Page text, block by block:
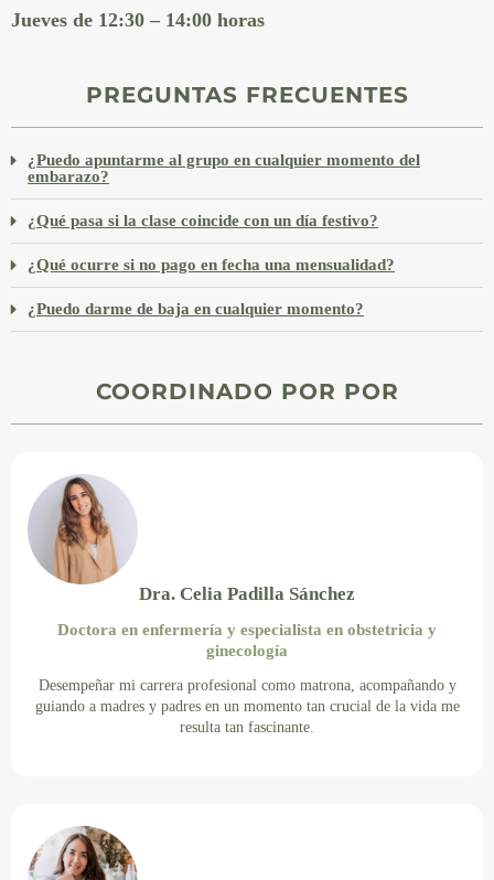
Jueves de 12:30 – 14:00 horas
PREGUNTAS FRECUENTES
¿Puedo apuntarme al grupo en cualquier momento del
embarazo?
¿Qué pasa si la clase coincide con un día festivo?
¿Qué ocurre si no pago en fecha una mensualidad?
¿Puedo darme de baja en cualquier momento?
COORDINADO POR POR
Dra. Celia Padilla Sánchez
Doctora en enfermería y especialista en obstetricia y
ginecología
Desempeñar mi carrera profesional como matrona, acompañando y
guiando a madres y padres en un momento tan crucial de la vida me
resulta tan fascinante.